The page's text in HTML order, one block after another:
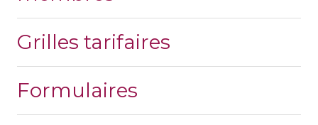
Grilles tarifaires
Formulaires